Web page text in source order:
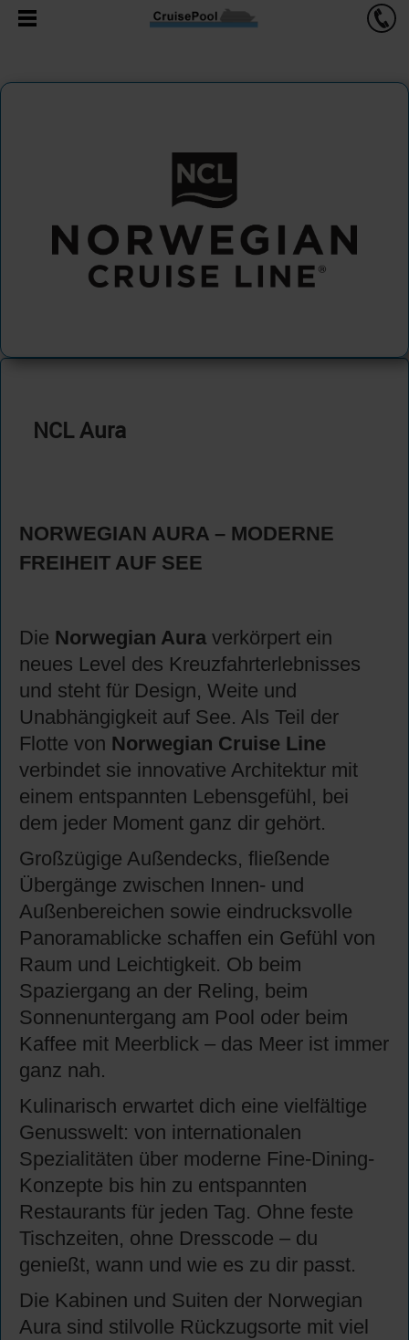
NCL Aura
NORWEGIAN AURA – MODERNE
FREIHEIT AUF SEE
Die Norwegian Aura verkörpert ein
neues Level des Kreuzfahrterlebnisses
und steht für Design, Weite und
Unabhängigkeit auf See. Als Teil der
Flotte von Norwegian Cruise Line
verbindet sie innovative Architektur mit
einem entspannten Lebensgefühl, bei
dem jeder Moment ganz dir gehört.
Großzügige Außendecks, fließende
Übergänge zwischen Innen- und
Außenbereichen sowie eindrucksvolle
Panoramablicke schaffen ein Gefühl von
Raum und Leichtigkeit. Ob beim
Spaziergang an der Reling, beim
Sonnenuntergang am Pool oder beim
Kaffee mit Meerblick – das Meer ist immer
ganz nah.
Kulinarisch erwartet dich eine vielfältige
Genusswelt: von internationalen
Spezialitäten über moderne Fine-Dining-
Konzepte bis hin zu entspannten
Restaurants für jeden Tag. Ohne feste
Tischzeiten, ohne Dresscode – du
genießt, wann und wie es zu dir passt.
Die Kabinen und Suiten der Norwegian
Aura sind stilvolle Rückzugsorte mit viel